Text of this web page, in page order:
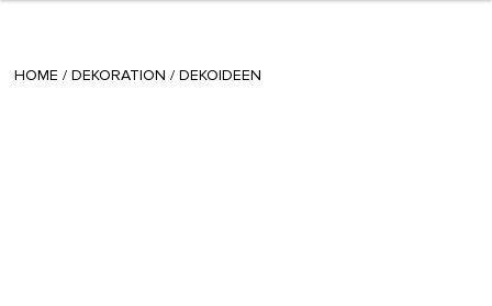
HOME / DEKORATION / DEKOIDEEN